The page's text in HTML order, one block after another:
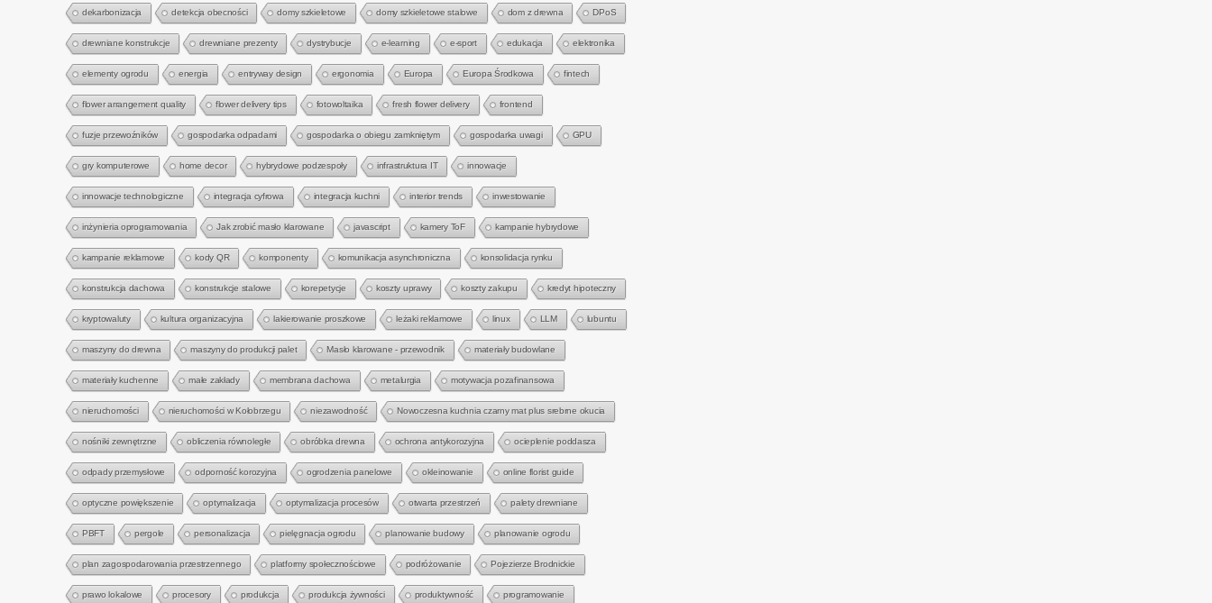
dekarbonizacja detekcja obecności domy szkieletowe domy szkieletowe stalowe dom z drewna DPoS
drewniane konstrukcje drewniane prezenty dystrybucje e-learning e-sport edukacja elektronika
elementy ogrodu energia entryway design ergonomia Europa Europa Środkowa fintech
flower arrangement quality flower delivery tips fotowoltaika fresh flower delivery frontend
fuzje przewoźników gospodarka odpadami gospodarka o obiegu zamkniętym gospodarka uwagi GPU
gry komputerowe home decor hybrydowe podzespoły infrastruktura IT innowacje
innowacje technologiczne integracja cyfrowa integracja kuchni interior trends inwestowanie
inżynieria oprogramowania Jak zrobić masło klarowane javascript kamery ToF kampanie hybrydowe
kampanie reklamowe kody QR komponenty komunikacja asynchroniczna konsolidacja rynku
konstrukcja dachowa konstrukcje stalowe korepetycje koszty uprawy koszty zakupu kredyt hipoteczny
kryptowaluty kultura organizacyjna lakierowanie proszkowe leżaki reklamowe linux LLM lubuntu
maszyny do drewna maszyny do produkcji palet Masło klarowane - przewodnik materiały budowlane
materiały kuchenne małe zakłady membrana dachowa metalurgia motywacja pozafinansowa
nieruchomości nieruchomości w Kołobrzegu niezawodność Nowoczesna kuchnia czarny mat plus srebrne okucia
nośniki zewnętrzne obliczenia równoległe obróbka drewna ochrona antykorozyjna ocieplenie poddasza
odpady przemysłowe odporność korozyjna ogrodzenia panelowe okleinowanie online florist guide
optyczne powiększenie optymalizacja optymalizacja procesów otwarta przestrzeń palety drewniane
PBFT pergole personalizacja pielęgnacja ogrodu planowanie budowy planowanie ogrodu
plan zagospodarowania przestrzennego platformy społecznościowe podróżowanie Pojezierze Brodnickie
prawo lokalowe procesory produkcja produkcja żywności produktywność programowanie